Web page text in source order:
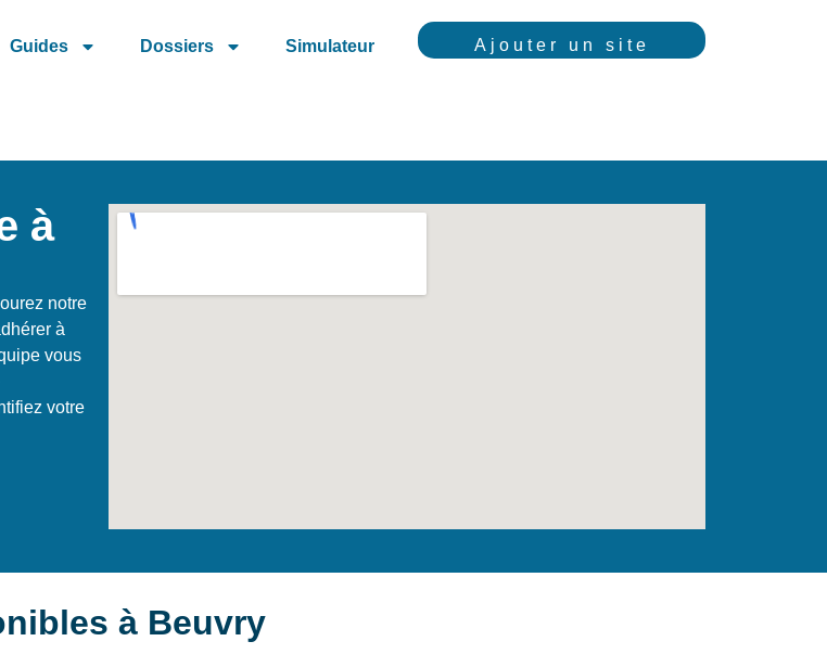
Guides Dossiers Simulateur Ajouter un site
à
notre
à
vous
votre
à Beuvry